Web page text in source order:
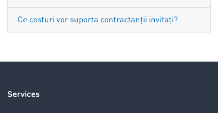
Ce costuri vor suporta contractanții invitați?
Services